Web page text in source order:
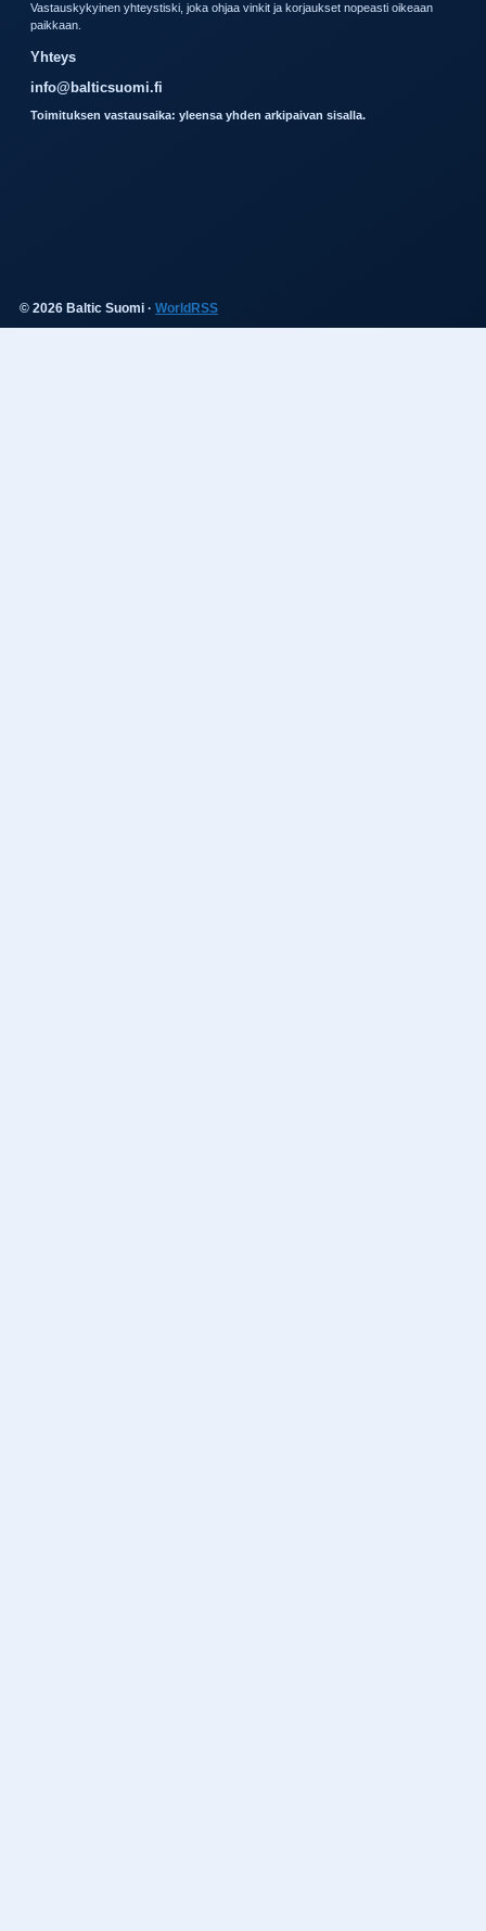
Vastauskykyinen yhteystiski, joka ohjaa vinkit ja korjaukset nopeasti oikeaan
paikkaan.
Yhteys
info@balticsuomi.fi
Toimituksen vastausaika: yleensa yhden arkipaivan sisalla.
© 2026 Baltic Suomi · WorldRSS